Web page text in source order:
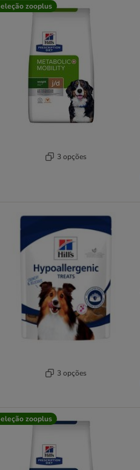
zooplus
3 opções
3 opções
zooplus